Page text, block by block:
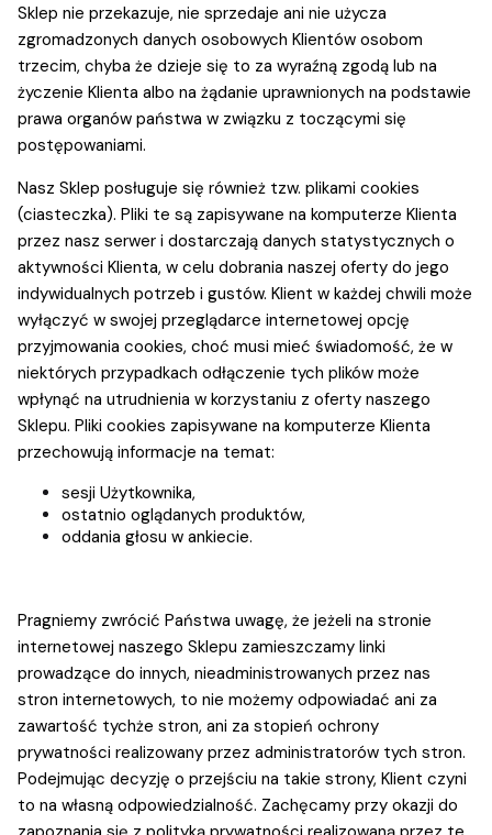
Sklep nie przekazuje, nie sprzedaje ani nie użycza
zgromadzonych danych osobowych Klientów osobom
trzecim, chyba że dzieje się to za wyraźną zgodą lub na
życzenie Klienta albo na żądanie uprawnionych na podstawie
prawa organów państwa w związku z toczącymi się
postępowaniami.
Nasz Sklep posługuje się również tzw. plikami cookies
(ciasteczka). Pliki te są zapisywane na komputerze Klienta
przez nasz serwer i dostarczają danych statystycznych o
aktywności Klienta, w celu dobrania naszej oferty do jego
indywidualnych potrzeb i gustów. Klient w każdej chwili może
wyłączyć w swojej przeglądarce internetowej opcję
przyjmowania cookies, choć musi mieć świadomość, że w
niektórych przypadkach odłączenie tych plików może
wpłynąć na utrudnienia w korzystaniu z oferty naszego
Sklepu. Pliki cookies zapisywane na komputerze Klienta
przechowują informacje na temat:
sesji Użytkownika,
ostatnio oglądanych produktów,
oddania głosu w ankiecie.
Pragniemy zwrócić Państwa uwagę, że jeżeli na stronie
internetowej naszego Sklepu zamieszczamy linki
prowadzące do innych, nieadministrowanych przez nas
stron internetowych, to nie możemy odpowiadać ani za
zawartość tychże stron, ani za stopień ochrony
prywatności realizowany przez administratorów tych stron.
Podejmując decyzję o przejściu na takie strony, Klient czyni
to na własną odpowiedzialność. Zachęcamy przy okazji do